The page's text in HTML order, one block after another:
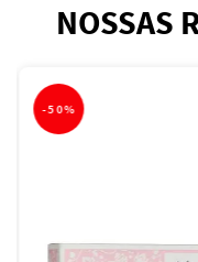
NOSSAS
-50%